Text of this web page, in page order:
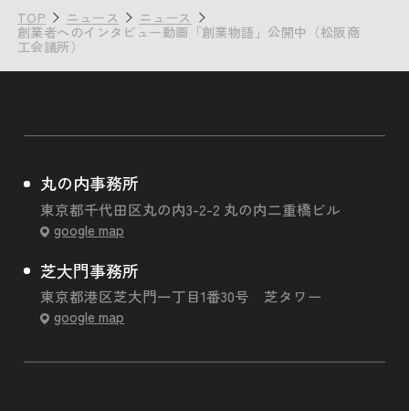
TOP ニュース ニュース
創業者へのインタビュー動画「創業物語」公開中（松阪商
工会議所）
丸の内事務所
東京都千代田区丸の内3-2-2 丸の内二重橋ビル
google map
芝大門事務所
東京都港区芝大門一丁目1番30号 芝タワー
google map